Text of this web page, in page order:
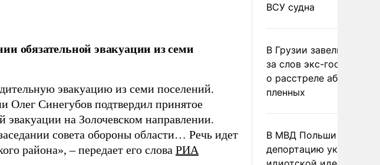
обязательной эвакуации из семи
эвакуацию из семи поселений.
Олег Синегубов подтвердил принятое
на Золочевском направлении.
совета обороны области… Речь идет
района», – передает его слова РИА
ВСУ судна
В Грузии завели дело
за слов экс-
о расстреле абхазских
пленных
В МВД Польши назвали
депортацию украинцев